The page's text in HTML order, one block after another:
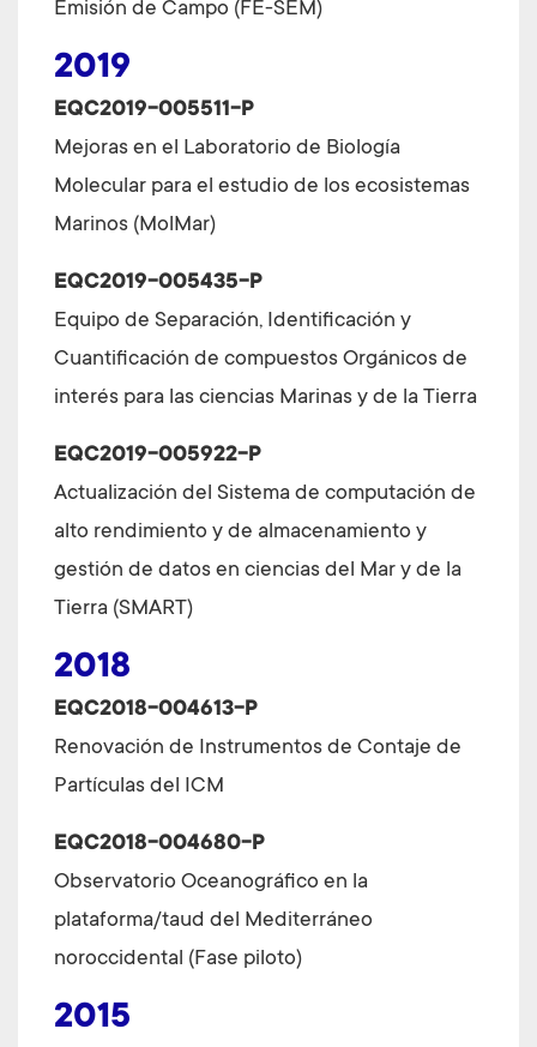
Emisión de Campo (FE-SEM)
2019
EQC2019-005511-P
Mejoras en el Laboratorio de Biología
Molecular para el estudio de los ecosistemas
Marinos (MolMar)
EQC2019-005435-P
Equipo de Separación, Identificación y
Cuantificación de compuestos Orgánicos de
interés para las ciencias Marinas y de la Tierra
EQC2019-005922-P
Actualización del Sistema de computación de
alto rendimiento y de almacenamiento y
gestión de datos en ciencias del Mar y de la
Tierra (SMART)
2018
EQC2018-004613-P
Renovación de Instrumentos de Contaje de
Partículas del ICM
EQC2018-004680-P
Observatorio Oceanográfico en la
plataforma/taud del Mediterráneo
noroccidental (Fase piloto)
2015